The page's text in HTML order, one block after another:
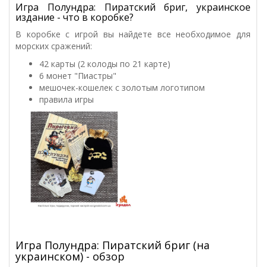
Игра Полундра: Пиратский бриг, украинское
издание - что в коробке?
В коробке с игрой вы найдете все необходимое для
морских сражений:
42 карты (2 колоды по 21 карте)
6 монет "Пиастры"
мешочек-кошелек с золотым логотипом
правила игры
Игра Полундра: Пиратский бриг (на
украинском) - обзор